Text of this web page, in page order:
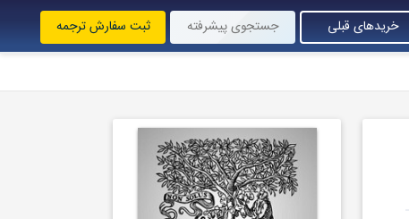
خریدهای قبلی جستجوی پیشرفته ثبت سفارش ترجمه